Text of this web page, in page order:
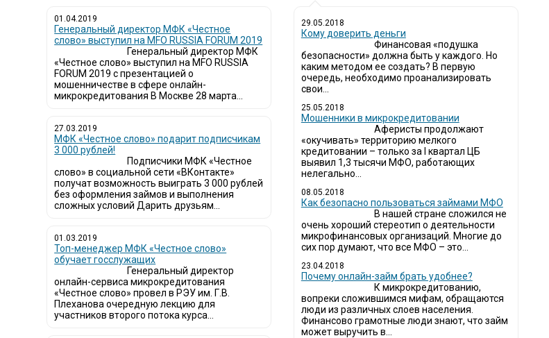
01.04.2019
Генеральный директор МФК «Честное
слово» выступил на MFO RUSSIA FORUM 2019
Генеральный директор МФК
«Честное слово» выступил на MFO RUSSIA
FORUM 2019 с презентацией о
мошенничестве в сфере онлайн-
микрокредитования В Москве 28 марта...
27.03.2019
МФК «Честное слово» подарит подписчикам
3 000 рублей!
Подписчики МФК «Честное
слово» в социальной сети «ВКонтакте»
получат возможность выиграть 3 000 рублей
без оформления займов и выполнения
сложных условий Дарить друзьям...
01.03.2019
Топ-менеджер МФК «Честное слово»
обучает госслужащих
Генеральный директор
онлайн-сервиса микрокредитования
«Честное слово» провел в РЭУ им. Г.В.
Плеханова очередную лекцию для
участников второго потока курса...
29.05.2018
Кому доверить деньги
Финансовая «подушка
безопасности» должна быть у каждого. Но
каким методом ее создать? В первую
очередь, необходимо проанализировать
свои...
25.05.2018
Мошенники в микрокредитовании
Аферисты продолжают
«окучивать» территорию мелкого
кредитовании – только за I квартал ЦБ
выявил 1,3 тысячи МФО, работающих
нелегально...
08.05.2018
Как безопасно пользоваться займами МФО
В нашей стране сложился не
очень хороший стереотип о деятельности
микрофинансовых организаций. Многие до
сих пор думают, что все МФО – это...
23.04.2018
Почему онлайн-займ брать удобнее?
К микрокредитованию,
вопреки сложившимся мифам, обращаются
люди из различных слоев населения.
Финансово грамотные люди знают, что займ
может выручить в...